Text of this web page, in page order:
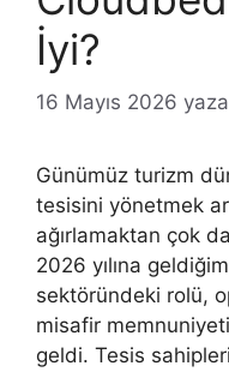
İyi?
16 Mayıs 2026
Günümüz turizm
tesisini yönetmek
ağırlamaktan çok
2026 yılına
sektöründeki rolü,
misafir
geldi. Tesis